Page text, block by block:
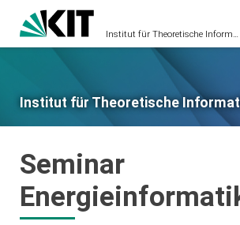
Institut für Theoretische Informatik, Algorithmik
Institut für Theoretische
Seminar